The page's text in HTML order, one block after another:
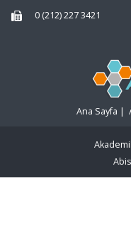
0 (212) 227 3421
Ana Sayfa |